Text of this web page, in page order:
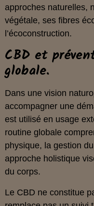
approches naturelles,
végétale, ses fibres
l’écoconstruction.
CBD et
globale.
Dans une vision
accompagner une
est utilisé en usage
routine globale
physique, la gestion
approche holistique
du corps.
Le CBD ne constitue